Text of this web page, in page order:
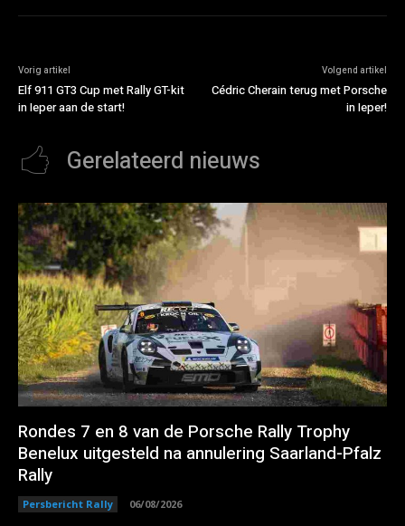
Vorig artikel
Elf 911 GT3 Cup met Rally GT-kit
in Ieper aan de start!
Volgend artikel
Cédric Cherain terug met Porsche
in Ieper!
Gerelateerd nieuws
Rondes 7 en 8 van de Porsche Rally Trophy
Benelux uitgesteld na annulering Saarland-Pfalz
Rally
Persbericht Rally 06/08/2026